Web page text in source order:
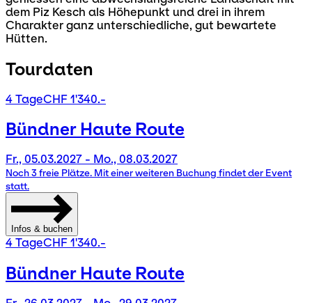
dem Piz Kesch als Höhepunkt und drei in ihrem
Charakter ganz unterschiedliche, gut bewartete
Hütten.
Tourdaten
4 TageCHF 1'340.-
Bündner Haute Route
Fr., 05.03.2027 - Mo., 08.03.2027
Noch 3 freie Plätze. Mit einer weiteren Buchung findet der Event
statt.
Infos & buchen
4 TageCHF 1'340.-
Bündner Haute Route